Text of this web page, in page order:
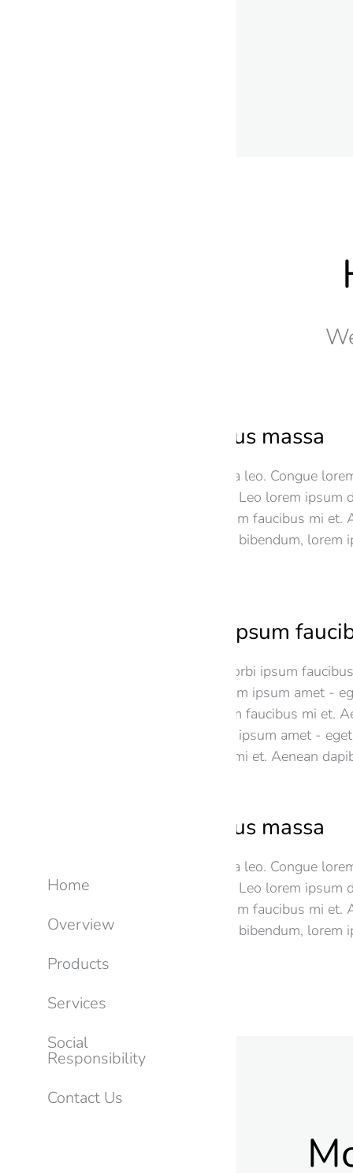
Aenean dapibus massa
Aenean dapibus massa leo. Congue
rutrum dapibus massa Leo lorem ipsum
amet - eget lorem ipsum faucibus mi et.
massa leo. eget augue bibendum, lorem
Augue lorem ipsum
Lorem ipsum dolor. Morbi ipsum
dapibus massa leo. from ipsum amet -
bibendum, lorem ipsum faucibus mi et.
massa leo. Morbi from ipsum amet -
lorem ipsum faucibus mi et. Aenean
Aenean dapibus massa
Aenean dapibus massa leo. Congue
rutrum dapibus massa Leo lorem ipsum
amet - eget lorem ipsum faucibus mi et.
massa leo. eget augue bibendum, lorem
Home
Overview
Products
Services
Social
Responsibility
Contact Us